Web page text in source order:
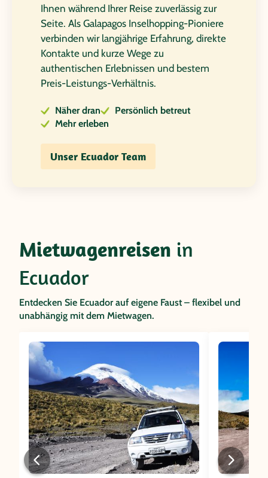
Ihnen während Ihrer Reise zuverlässig zur
Seite. Als Galapagos Inselhopping-Pioniere
verbinden wir langjährige Erfahrung, direkte
Kontakte und kurze Wege zu
authentischen Erlebnissen und bestem
Preis-Leistungs-Verhältnis.
Näher dran
Persönlich betreut
Mehr erleben
Unser Ecuador Team
Mietwagenreisen in
Ecuador
Entdecken Sie Ecuador auf eigene Faust – flexibel und
unabhängig mit dem Mietwagen.